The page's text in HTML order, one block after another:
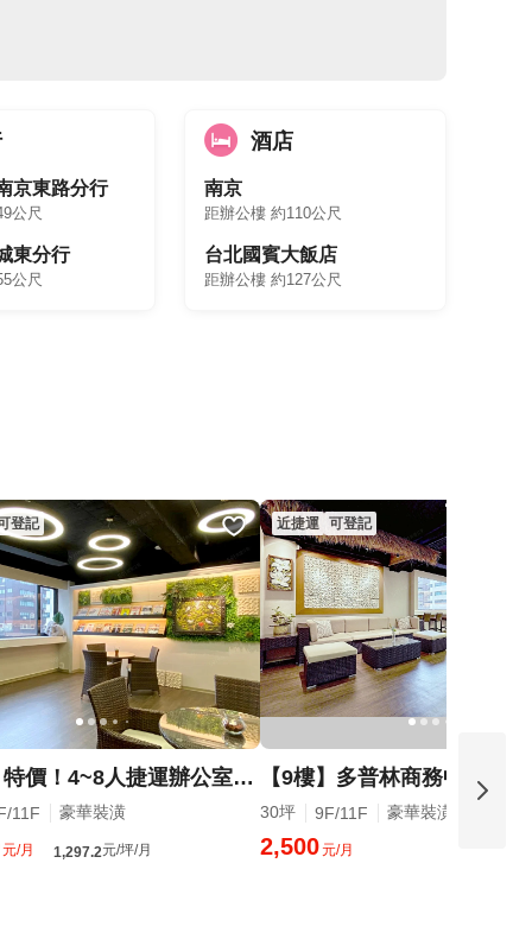
京東路分行
公尺
東分行
公尺
酒店
南京
距辦公樓 約110公尺
台北國賓大飯店
距辦公樓 約127公尺
登記
【9樓】特價！4~8人捷運辦公室，南京復興！
11F 豪華裝潢
元/月 1,297.2元/坪/月
近捷運 可登記
30坪 9F/11F 豪華裝潢
2,500元/月